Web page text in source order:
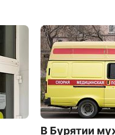
В Бурятии